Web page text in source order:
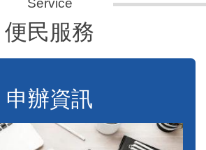
便民服務
申辦資訊